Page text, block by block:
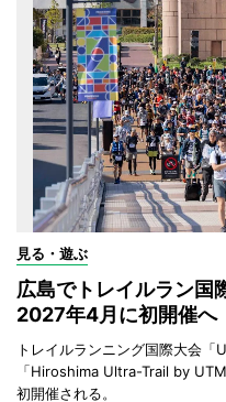
見る・遊ぶ
広島でトレイルラン
2027年4月に初開催へ
トレイルランニング国際大会
「Hiroshima Ultra-Trail by
初開催される。